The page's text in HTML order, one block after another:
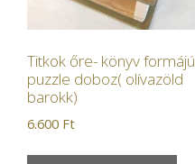
Titkok őre- könyv formájú
puzzle doboz( olívazöld
barokk)
6.600 Ft